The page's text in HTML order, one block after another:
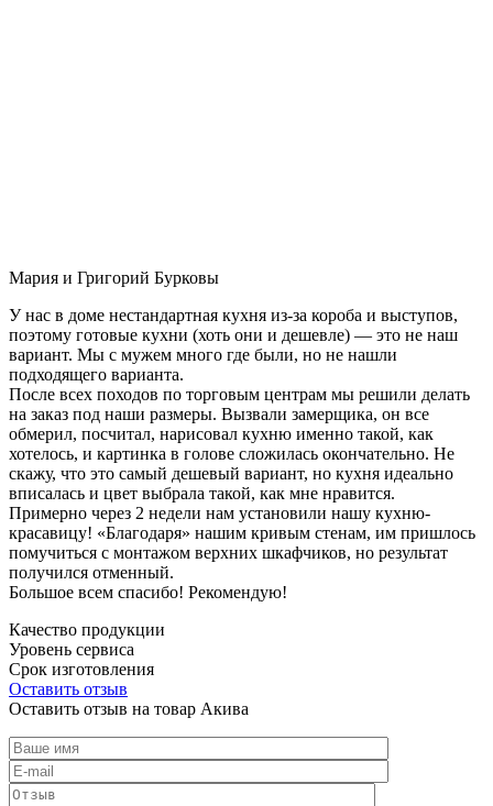
Мария и Григорий Бурковы
У нас в доме нестандартная кухня из-за короба и выступов,
поэтому готовые кухни (хоть они и дешевле) — это не наш
вариант. Мы с мужем много где были, но не нашли
подходящего варианта.
После всех походов по торговым центрам мы решили делать
на заказ под наши размеры. Вызвали замерщика, он все
обмерил, посчитал, нарисовал кухню именно такой, как
хотелось, и картинка в голове сложилась окончательно. Не
скажу, что это самый дешевый вариант, но кухня идеально
вписалась и цвет выбрала такой, как мне нравится.
Примерно через 2 недели нам установили нашу кухню-
красавицу! «Благодаря» нашим кривым стенам, им пришлось
помучиться с монтажом верхних шкафчиков, но результат
получился отменный.
Большое всем спасибо! Рекомендую!
Качество продукции
Уровень сервиса
Срок изготовления
Оставить отзыв
Оставить отзыв на товар Акива